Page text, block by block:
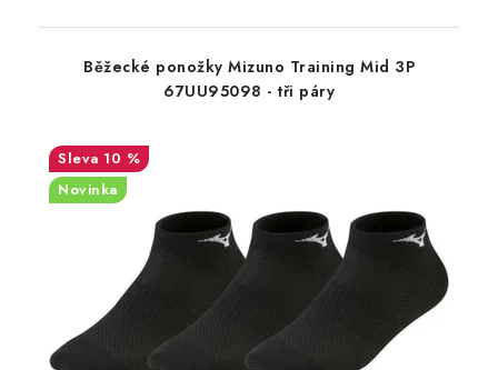
Běžecké ponožky Mizuno Training Mid 3P
67UU95098 - tři páry
10 %
Novinka